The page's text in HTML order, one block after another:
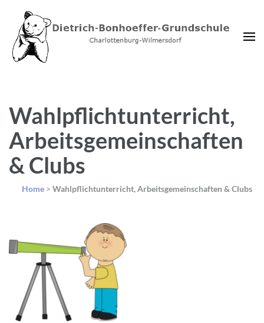
Wahlpflichtunterricht,
Arbeitsgemeinschaften
& Clubs
Home > Wahlpflichtunterricht, Arbeitsgemeinschaften & Clubs